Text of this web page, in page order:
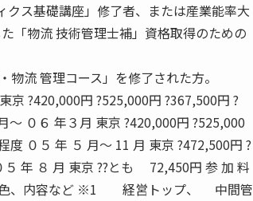
基礎講座」修了者、または産業能率大
「物流 技術管理士補」資格取得のための
流 管理コース」を修了された方。
?420,000円 ?525,000円 ?367,500円 ?
０６ 年３月 東京 ?420,000円 ?525,000
度 ０５ 年 ５ 月〜 11 月 東京 ?472,500円 ?
５ 年 ８ 月 東京 ??とも 72,450円 参 加 料
、内容など ※1 経営トップ、 中間管